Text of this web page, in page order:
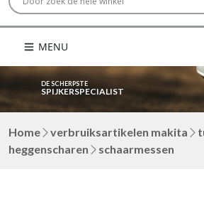
MENU
DE SCHERPSTE
SPIJKERSPECIALIST
Home verbruiksartikelen makita
heggenscharen
schaarmessen